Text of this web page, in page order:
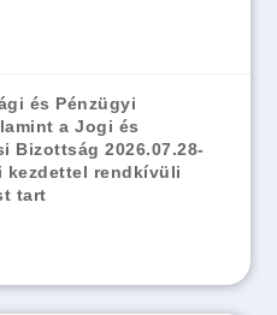
és Pénzügyi
a Jogi és
Bizottság 2026.07.28-
kezdettel rendkívüli
tart